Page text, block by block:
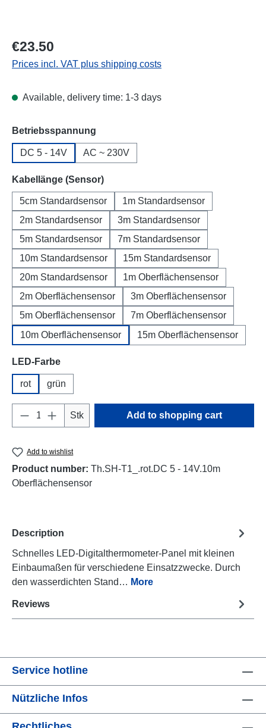
Regular price:
€23.50
Prices incl. VAT plus shipping costs
Available, delivery time: 1-3 days
Select
Betriebsspannung
DC 5 - 14V AC ~ 230V
Select
Kabellänge (Sensor)
5cm Standardsensor
1m Standardsensor
2m Standardsensor
3m Standardsensor
5m Standardsensor
7m Standardsensor
10m Standardsensor
15m Standardsensor
20m Standardsensor
1m Oberflächensensor
2m Oberflächensensor
3m Oberflächensensor
5m Oberflächensensor
7m Oberflächensensor
10m Oberflächensensor
15m Oberflächensensor
Select
LED-Farbe
rot grün
Product Quantity: Enter the desired
Stk Add to shopping cart
Add to wishlist
Product number: Th.SH-T1_.rot.DC 5 - 14V.10m
Oberflächensensor
Description
Schnelles LED-Digitalthermometer-Panel mit kleinen
Einbaumaßen für verschiedene Einsatzzwecke. Durch
den wasserdichten Stand… More
Reviews
Service hotline
Nützliche Infos